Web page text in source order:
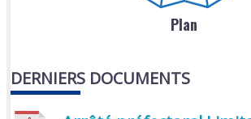
Plan
DERNIERS DOCUMENTS